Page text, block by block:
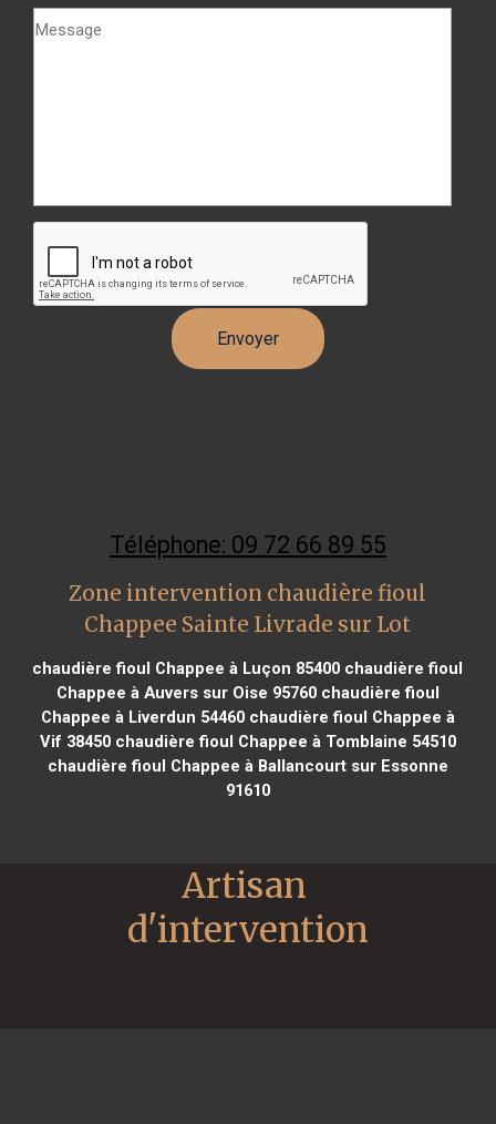
Téléphone: 09 72 66 89 55
Zone intervention chaudière fioul
Chappee Sainte Livrade sur Lot
chaudière fioul Chappee à Luçon 85400 chaudière fioul
Chappee à Auvers sur Oise 95760chaudière fioul
Chappee à Liverdun 54460chaudière fioul Chappee à
Vif 38450chaudière fioul Chappee à Tomblaine 54510
chaudière fioul Chappee à Ballancourt sur Essonne
91610
Artisan
d'intervention